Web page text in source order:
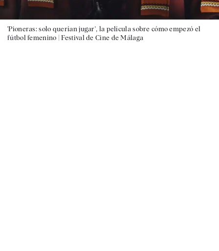
'Pioneras: solo querían jugar', la película sobre cómo empezó el
fútbol femenino |Festival de Cine de Málaga